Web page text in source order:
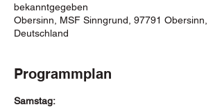
bekanntgegeben
Obersinn, MSF Sinngrund, 97791 Obersinn,
Deutschland
Programmplan
Samstag: